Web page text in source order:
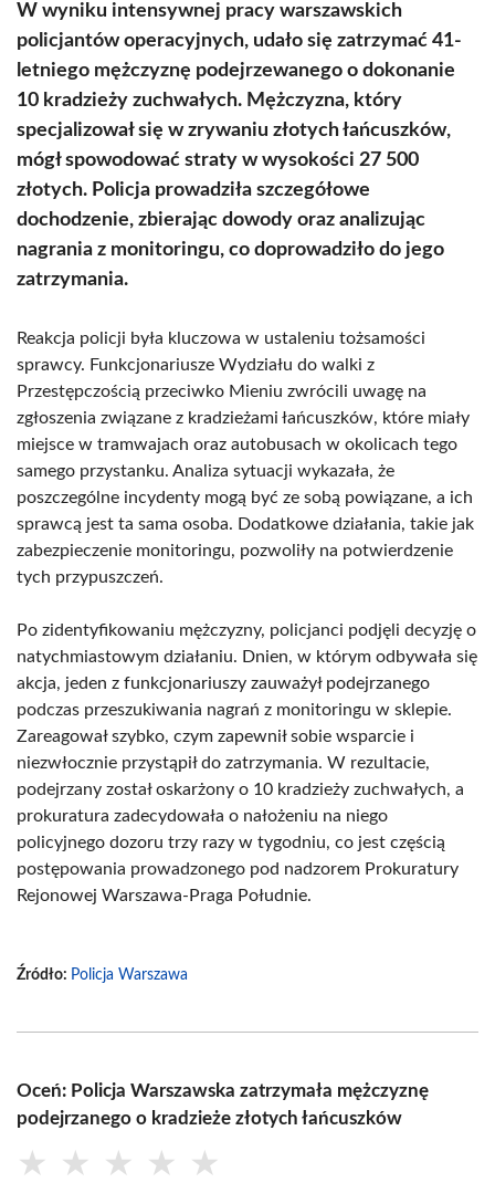
W wyniku intensywnej pracy warszawskich
policjantów operacyjnych, udało się zatrzymać 41-
letniego mężczyznę podejrzewanego o dokonanie
10 kradzieży zuchwałych. Mężczyzna, który
specjalizował się w zrywaniu złotych łańcuszków,
mógł spowodować straty w wysokości 27 500
złotych. Policja prowadziła szczegółowe
dochodzenie, zbierając dowody oraz analizując
nagrania z monitoringu, co doprowadziło do jego
zatrzymania.
Reakcja policji była kluczowa w ustaleniu tożsamości
sprawcy. Funkcjonariusze Wydziału do walki z
Przestępczością przeciwko Mieniu zwrócili uwagę na
zgłoszenia związane z kradzieżami łańcuszków, które miały
miejsce w tramwajach oraz autobusach w okolicach tego
samego przystanku. Analiza sytuacji wykazała, że
poszczególne incydenty mogą być ze sobą powiązane, a ich
sprawcą jest ta sama osoba. Dodatkowe działania, takie jak
zabezpieczenie monitoringu, pozwoliły na potwierdzenie
tych przypuszczeń.
Po zidentyfikowaniu mężczyzny, policjanci podjęli decyzję o
natychmiastowym działaniu. Dnien, w którym odbywała się
akcja, jeden z funkcjonariuszy zauważył podejrzanego
podczas przeszukiwania nagrań z monitoringu w sklepie.
Zareagował szybko, czym zapewnił sobie wsparcie i
niezwłocznie przystąpił do zatrzymania. W rezultacie,
podejrzany został oskarżony o 10 kradzieży zuchwałych, a
prokuratura zadecydowała o nałożeniu na niego
policyjnego dozoru trzy razy w tygodniu, co jest częścią
postępowania prowadzonego pod nadzorem Prokuratury
Rejonowej Warszawa-Praga Południe.
Źródło: Policja Warszawa
Oceń: Policja Warszawska zatrzymała mężczyznę
podejrzanego o kradzieże złotych łańcuszków
★ ★ ★ ★ ★